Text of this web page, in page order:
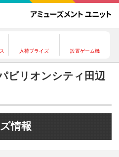
入荷プライズ 設置ゲーム機
ビリオンシティ田辺
情報